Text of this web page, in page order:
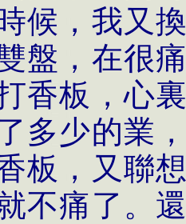
候，我又
盤，在很
香板，心
多少的業
板，又聯
不痛了。